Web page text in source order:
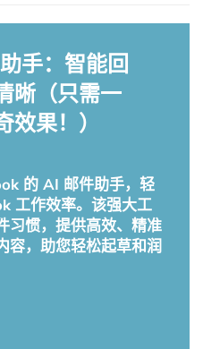
手：智能回
晰（只需一
果！）
的 AI 邮件助手，轻
工作效率。该强大工
习惯，提供高效、精准
容，助您轻松起草和润